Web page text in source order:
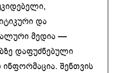
და
მედია —
დაფუძნებული
შენთვის